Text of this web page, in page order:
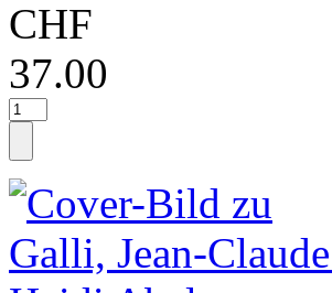
CHF
37.00